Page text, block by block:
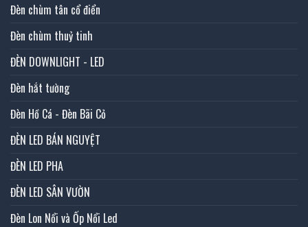
Đèn chùm tân cổ điển
Đèn chùm thuỷ tinh
ĐÈN DOWNLIGHT - LED
Đèn hắt tường
Đèn Hồ Cá - Đèn Bãi Cỏ
ĐÈN LED BÁN NGUYỆT
ĐÈN LED PHA
ĐÈN LED SÂN VƯỜN
Đèn Lon Nổi và Ốp Nổi Led